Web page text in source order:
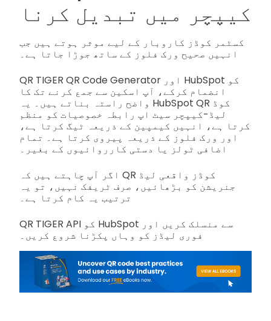
کیپچر میں تبدیل کرنا
کسٹمر کوڈز کاروبار کے لیے موثر ہوتے ہیں جب
انہیں صحیح ورک فلوز کے ساتھ جوڑا جاتا ہے۔
QR TIGER QR Code Generator اور HubSpot کو
انضمام کرکے، آپ اسکین سے جمع کرنے تک کا
واضح راستہ بناتے ہیں۔ یہ HubSpot QR کوڈ
لیڈ-کیپچر سیٹ اپ رابطہ خصوصیات کو منظم
کرتا ہے، انہیں کیمپین کے ذریعہ ٹیگ کرتا ہے،
اور ورک فلوز کے ذریعہ پیروی کرتا ہے۔ تمام
اضافی ٹولز یا دستی کارروائیوں کے بغیر۔
اگر آپ چاہتے ہیں کہ QR کوڈز واقعی لیڈ
جنریشن کو بڑھائیں، صرف ٹریفک نہیں، تو یہ
ترتیب یہ کام کرتا ہے۔
QR TIGER API کو HubSpot سے منسلک کریں اور
فوری لیڈز کو وہاں پکڑنا شروع کریں۔